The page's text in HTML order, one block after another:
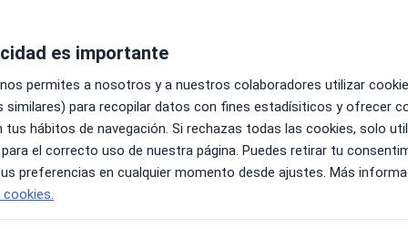
6, Local A, Sevilla Mapa
es importante
permites a nosotros y a nuestros colaboradores utilizar
similares) para recopilar datos con fines estadísiticos y ofrecer
tus hábitos de navegación. Si rechazas todas las cookies, solo
el correcto uso de nuestra página. Puedes retirar tu
preferencias en cualquier momento desde ajustes. Más